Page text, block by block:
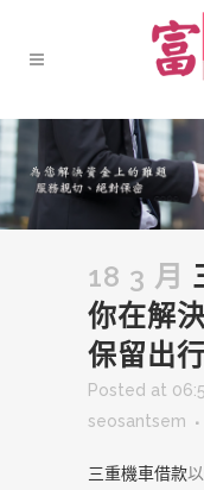
18 3 月
你在解
保留出
Posted at
seosantsem
三重機車借款